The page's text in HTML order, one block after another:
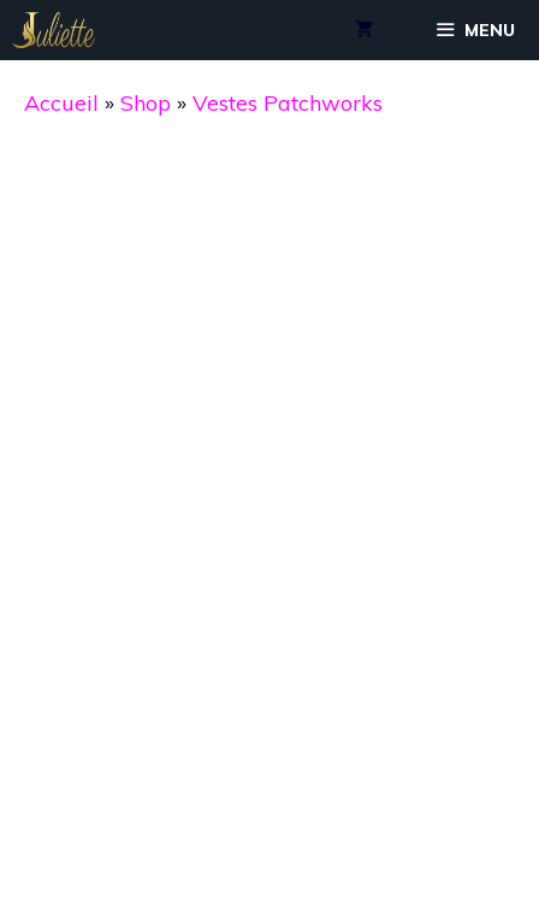
Aller
au
contenu
MENU
Accueil » Shop » Vestes Patchworks